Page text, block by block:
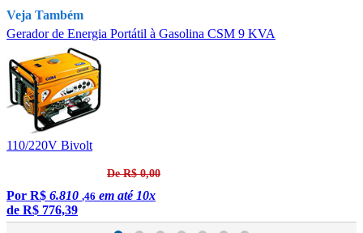
Veja Também
Gerador de Energia Portátil à Gasolina CSM 9 KVA
110/220V Bivolt
De R$ 0,00
Por R$ 6.810 ,46 em até 10x
de R$ 776,39